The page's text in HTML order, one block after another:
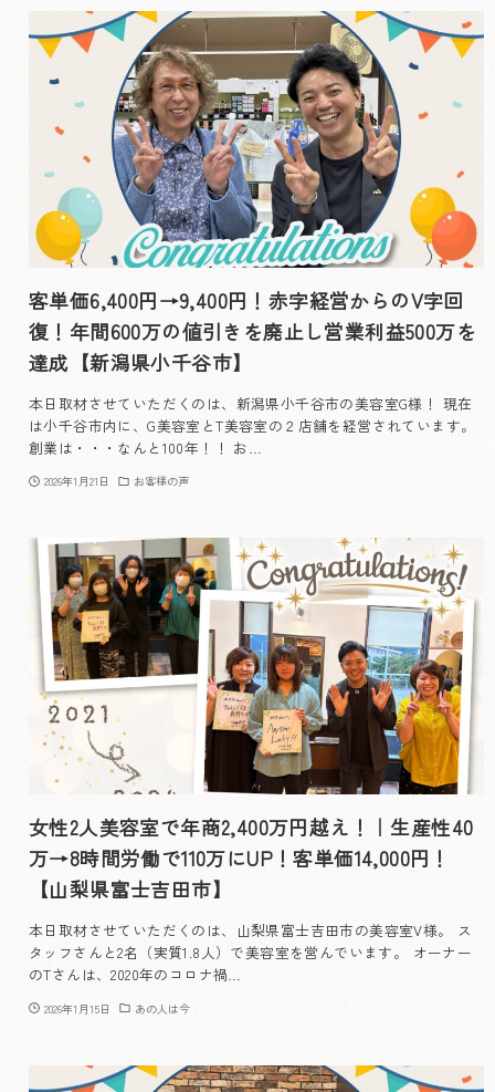
客単価6,400円→9,400円！赤字経営からのV字回
復！年間600万の値引きを廃止し営業利益500万を
達成【新潟県小千谷市】
本日取材させていただくのは、新潟県小千谷市の美容室G様！ 現在
は小千谷市内に、G美容室とT美容室の２店舗を経営されています。
創業は・・・なんと100年！！ お…
2026年1月21日 お客様の声
女性2人美容室で年商2,400万円越え！｜生産性40
万→8時間労働で110万にUP！客単価14,000円！
【山梨県富士吉田市】
本日取材させていただくのは、山梨県富士吉田市の美容室V様。 ス
タッフさんと2名（実質1.8人）で美容室を営んでいます。 オーナー
のTさんは、2020年のコロナ禍…
2026年1月15日 あの人は今